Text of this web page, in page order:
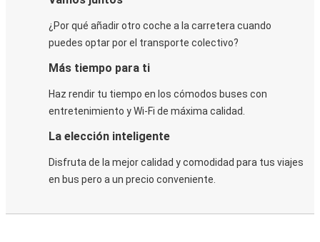
¿Por qué añadir otro coche a la carretera cuando
puedes optar por el transporte colectivo?
Más tiempo para ti
Haz rendir tu tiempo en los cómodos buses con
entretenimiento y Wi-Fi de máxima calidad.
La elección inteligente
Disfruta de la mejor calidad y comodidad para tus viajes
en bus pero a un precio conveniente.